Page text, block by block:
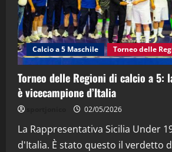
4
"SportEmpire" in
“SportEmpire” in
(Martedi 14 Aprile
15/04/2026
"SportEmpire" in
“SportEmpire” in
08/04/2026
Calcio a 5 Maschile Torneo delle
Torneo delle Regioni di calcio a 5:
è vicecampione d’Italia
02/05/2026
La Rappresentativa Sicilia Under
d'Italia. È stato questo il verdetto